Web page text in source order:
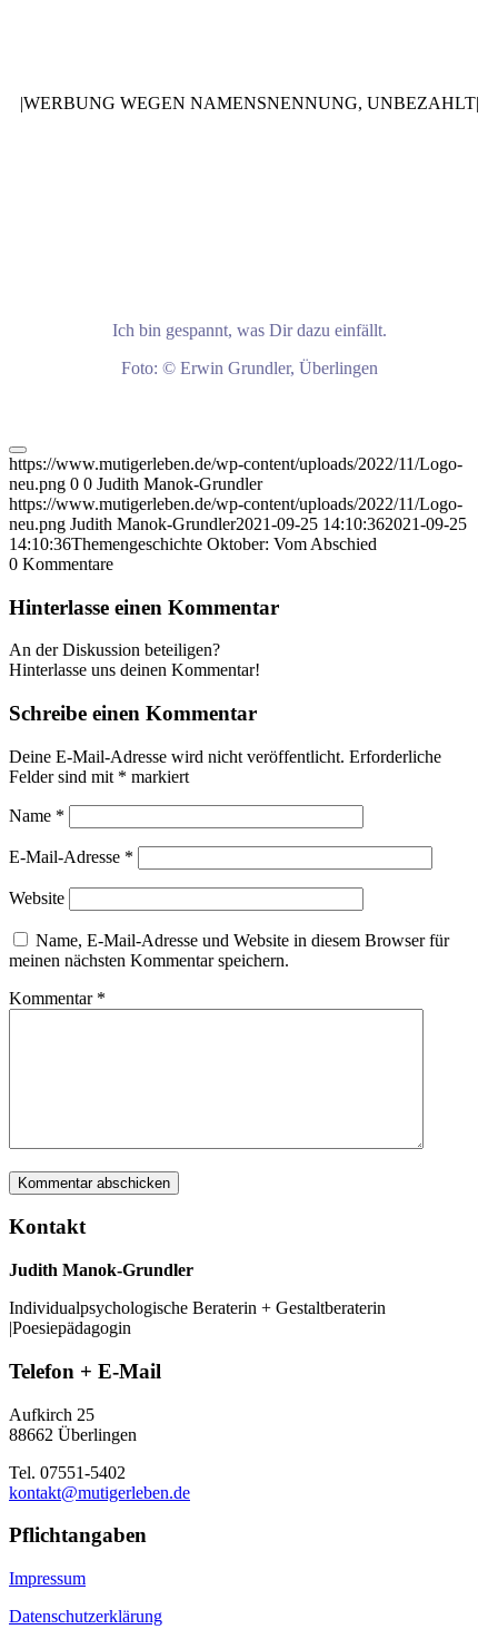
|WERBUNG WEGEN NAMENSNENNUNG, UNBEZAHLT|
Ich bin gespannt, was Dir dazu einfällt.
Foto: © Erwin Grundler, Überlingen
https://www.mutigerleben.de/wp-content/uploads/2022/11/Logo-
neu.png 0 0 Judith Manok-Grundler
https://www.mutigerleben.de/wp-content/uploads/2022/11/Logo-
neu.png Judith Manok-Grundler2021-09-25 14:10:362021-09-25
14:10:36Themengeschichte Oktober: Vom Abschied
0 Kommentare
Hinterlasse einen Kommentar
An der Diskussion beteiligen?
Hinterlasse uns deinen Kommentar!
Schreibe einen Kommentar
Deine E-Mail-Adresse wird nicht veröffentlicht. Erforderliche
Felder sind mit * markiert
Name *
E-Mail-Adresse *
Website
Name, E-Mail-Adresse und Website in diesem Browser für
meinen nächsten Kommentar speichern.
Kommentar *
Kontakt
Judith Manok-Grundler
Individualpsychologische Beraterin + Gestaltberaterin
|Poesiepädagogin
Telefon + E-Mail
Aufkirch 25
88662 Überlingen
Tel. 07551-5402
kontakt@mutigerleben.de
Pflichtangaben
Impressum
Datenschutzerklärung